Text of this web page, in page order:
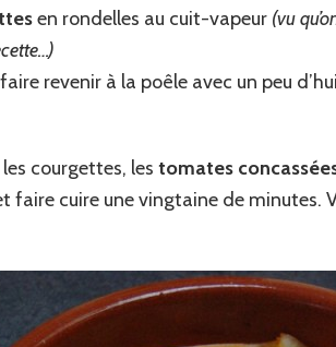
en rondelles au cuit-vapeur (vu
revenir à la poêle avec un peu
courgettes, les tomates
faire cuire une vingtaine de minutes.